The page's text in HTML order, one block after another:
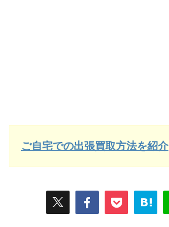
ご自宅での出張買取方法を紹介